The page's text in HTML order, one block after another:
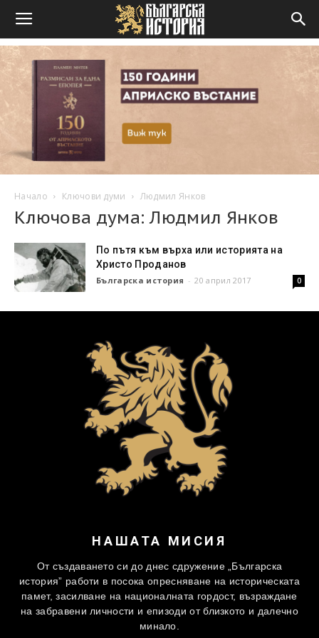
Начало Ключови думи Людмил Янков
Ключова дума: Людмил Янков
По пътя към върха или историята на
Христо Проданов
Българска история - 20 април 2017 0
НАШАТА МИСИЯ
От създаването си до днес сдружение „Българска
история” работи в посока опресняване на историческата
памет, засилване на националната гордост, възраждане
на забравени личности и епизоди от близкото и далечно
минало.